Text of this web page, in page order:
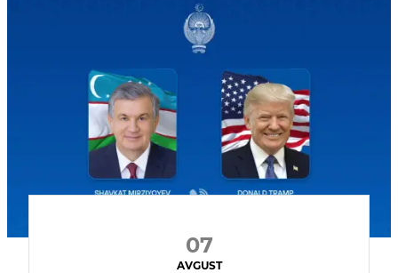
07
AVGUST